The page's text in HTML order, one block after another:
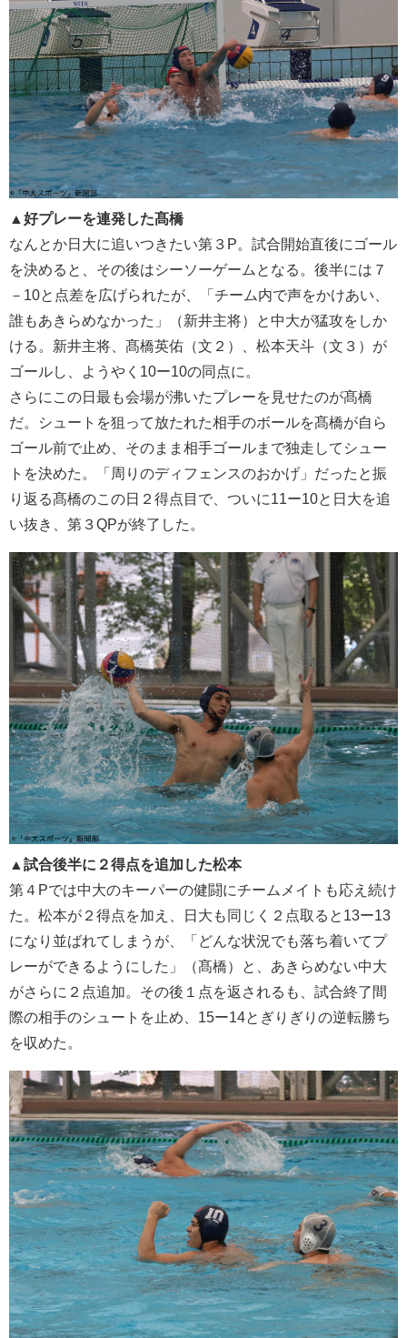
▲好プレーを連発した髙橋
なんとか日大に追いつきたい第３P。試合開始直後にゴール
を決めると、その後はシーソーゲームとなる。後半には７
－10と点差を広げられたが、「チーム内で声をかけあい、
誰もあきらめなかった」（新井主将）と中大が猛攻をしか
ける。新井主将、髙橋英佑（文２）、松本天斗（文３）が
ゴールし、ようやく10ー10の同点に。
さらにこの日最も会場が沸いたプレーを見せたのが髙橋
だ。シュートを狙って放たれた相手のボールを髙橋が自ら
ゴール前で止め、そのまま相手ゴールまで独走してシュー
トを決めた。「周りのディフェンスのおかげ」だったと振
り返る髙橋のこの日２得点目で、ついに11ー10と日大を追
い抜き、第３QPが終了した。
▲試合後半に２得点を追加した松本
第４Pでは中大のキーパーの健闘にチームメイトも応え続け
た。松本が２得点を加え、日大も同じく２点取ると13ー13
になり並ばれてしまうが、「どんな状況でも落ち着いてプ
レーができるようにした」（髙橋）と、あきらめない中大
がさらに２点追加。その後１点を返されるも、試合終了間
際の相手のシュートを止め、15ー14とぎりぎりの逆転勝ち
を収めた。